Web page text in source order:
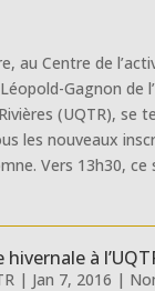
au Centre de
Gagnon de
(UQTR), se
les nouveaux
Vers 13h30, ce
à
| Jan 7, 2016 |